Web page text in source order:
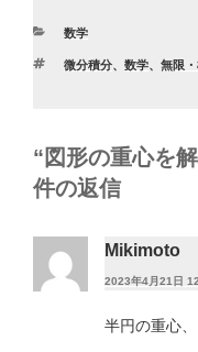
e
b
k
カ
ゴ
数学
タ
微分積分、 数学、 無限
“図形の重心を
件の返信
Mikimoto
2023年4月21日
半円の重心、